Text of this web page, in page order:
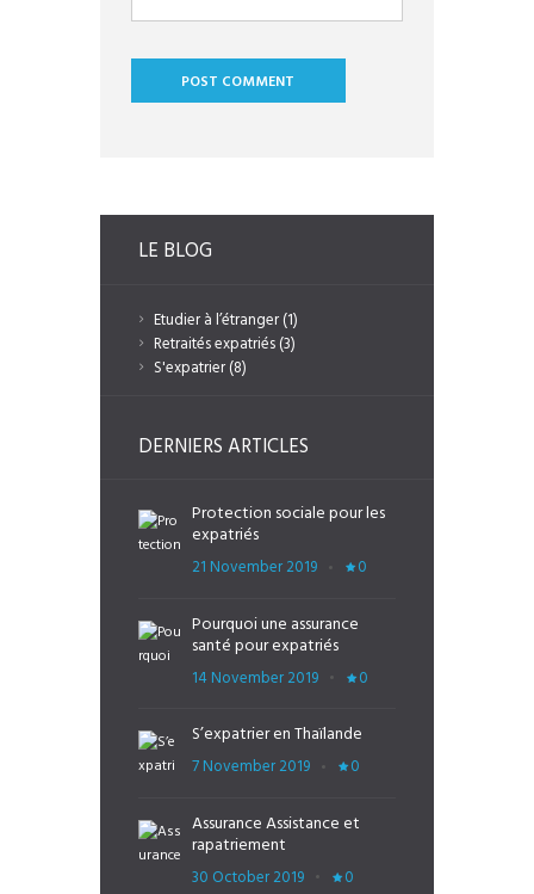
LE BLOG
Etudier à l’étranger(1)
Retraités expatriés(3)
S'expatrier(8)
DERNIERS ARTICLES
Protection sociale pour les
expatriés
21 November 2019 0
Pourquoi une assurance
santé pour expatriés
14 November 2019 0
S’expatrier en Thaïlande
7 November 2019 0
Assurance Assistance et
rapatriement
30 October 2019 0